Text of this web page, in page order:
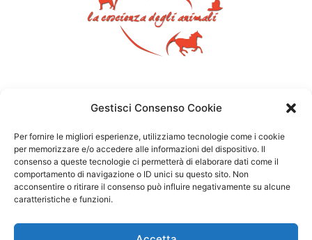
Gestisci Consenso Cookie
Per fornire le migliori esperienze, utilizziamo tecnologie come i cookie
per memorizzare e/o accedere alle informazioni del dispositivo. Il
consenso a queste tecnologie ci permetterà di elaborare dati come il
comportamento di navigazione o ID unici su questo sito. Non
acconsentire o ritirare il consenso può influire negativamente su alcune
caratteristiche e funzioni.